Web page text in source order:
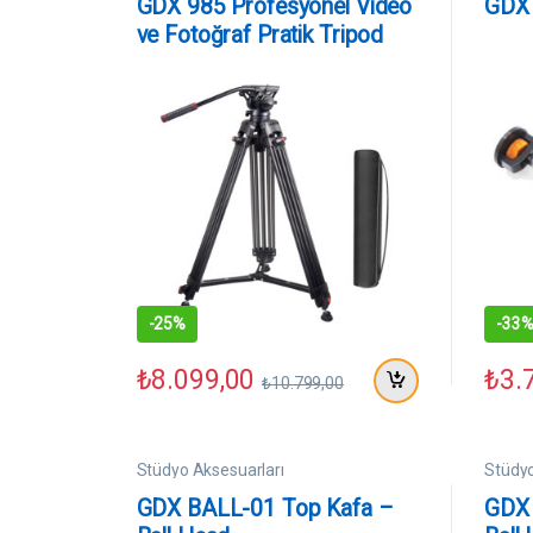
GDX 985 Profesyonel Video
ve Fotoğraf Pratik Tripod
-25%
₺8.099,00 ₺10.799,00
-33%
₺
Stüdyo Aksesuarları
GDX BALL-01 Top Kafa –